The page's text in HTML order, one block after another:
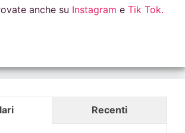
anche su Instagram e Tik Tok.
Recenti